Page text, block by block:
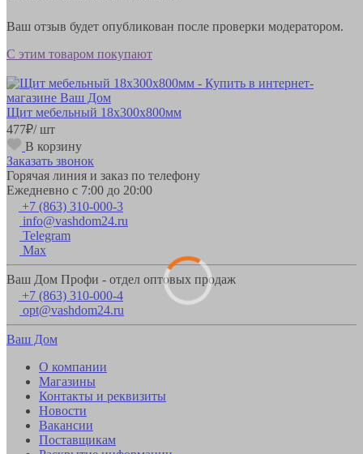
Ваш отзыв будет опубликован после проверки модератором.
С этим товаром покупают
Щит мебельный 18х300х800мм
477₽/ шт
В корзину
Заказать звонок
Горячая линия и заказ по телефону
Ежедневно с 7:00 до 20:00
+7 (863) 310-000-3
info@vashdom24.ru
Telegram
Max
Ваш Дом Профи - отдел оптовых продаж
+7 (863) 310-000-4
opt@vashdom24.ru
Ваш Дом
О компании
Магазины
Контакты и реквизиты
Новости
Вакансии
Поставщикам